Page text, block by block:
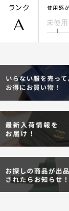
ランク
A
使用感
未使用